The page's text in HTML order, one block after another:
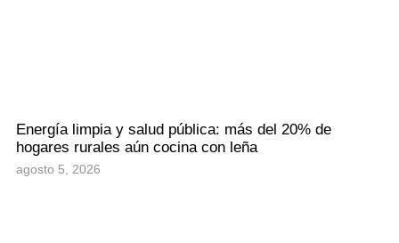
Energía limpia y salud pública: más del 20% de
hogares rurales aún cocina con leña
agosto 5, 2026